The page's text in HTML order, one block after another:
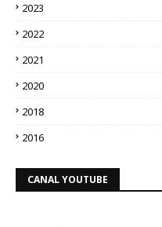
2023
2022
2021
2020
2018
2016
CANAL YOUTUBE